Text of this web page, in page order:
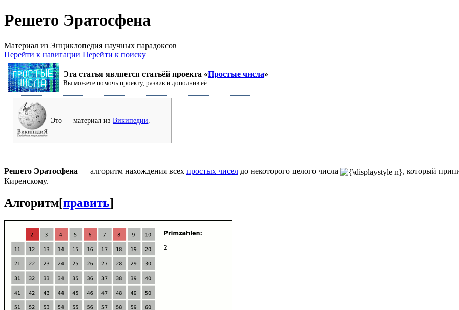
Решето Эратосфена
Материал из Энциклопедия научных парадоксов
Перейти к навигации Перейти к поиску
Эта статья является статьёй проекта «Простые числа»
Вы можете помочь проекту, развив и дополнив её.
Это — материал изВикипедии
Решето Эратосфена — алгоритм нахождения всех простых чисел до некоторого целого числа
, который
Киренскому.
Алгоритм[править]